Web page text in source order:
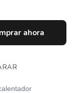
ahora